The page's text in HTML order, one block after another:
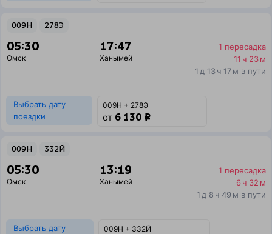
009Н 278Э
05:30
Омск
17:47
Ханымей
1 пересадка
11 ч 23 м
1 д 13 ч 17 м в пути
Выбрать дату
поездки
009Н + 278Э
от 6 130 ₽
009Н 332Й
05:30
Омск
13:19
Ханымей
1 пересадка
6 ч 32 м
1 д 8 ч 49 м в пути
Выбрать дату
009Н + 332Й